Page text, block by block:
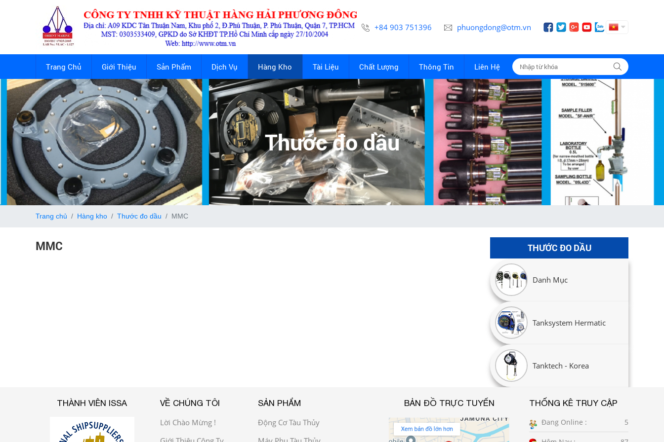
+84 903 751396 phuongdong@otm.vn
Trang Chủ Giới Thiệu Sản Phẩm Dịch Vụ Hàng Kho Tài Liệu Chất Lượng Thông Tin Liên Hệ
Thước đo dầu
Trang chủ Hàng kho Thước đo dầu MMC
MMC THƯỚC ĐO DẦU
Danh Mục
Tanksystem Hermatic
Tanktech - Korea
THÀNH VIÊN ISSA
VỀ CHÚNG TÔI
Lời Chào Mừng !
SẢN PHẨM
Động Cơ Tàu Thủy
BẢN ĐỒ TRỰC TUYẾN THỐNG KÊ TRUY CẬP
Đang Online : 5